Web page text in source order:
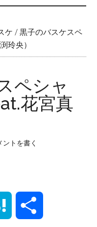
ケ / 黒子のバスケスペ
玲央）
ペシャ
花宮真
ントを書く
Hatena